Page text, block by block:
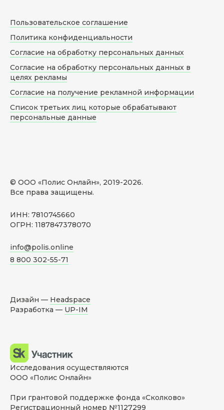
© ООО «Полис Онлайн», 2019-2026.
Все права защищены.
ИНН: 7810745660
ОГРН: 1187847378070
info@polis.online
8 800 302-55-71
Пользовательское соглашение
Политика конфиденциальности
Согласие на обработку персональных данных
Согласие на обработку персональных данных в
целях рекламы
Согласие на получение рекламной информации
Список третьих лиц которые обрабатывают
персональные данные
Дизайн — Headspace
Разработка — UP-IM
Исследования осуществляются
ООО «Полис Онлайн»
При грантовой поддержке фонда «Сколково»
Регистрационный номер №1127299